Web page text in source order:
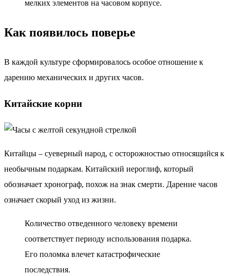
мелких элементов на часовом корпусе.
Как появилось поверье
В каждой культуре сформировалось особое отношение к
дарению механических и других часов.
Китайские корни
Китайцы – суеверный народ, с осторожностью относящийся к
необычным подаркам. Китайский иероглиф, который
обозначает хронограф, похож на знак смерти. Дарение часов
означает скорый уход из жизни.
Количество отведенного человеку времени
соответствует периоду использования подарка.
Его поломка влечет катастрофические
последствия.